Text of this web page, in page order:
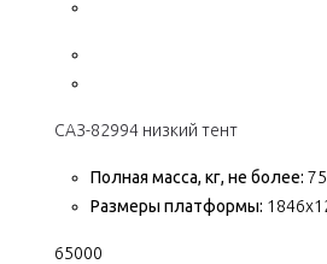
САЗ-82994 низкий тент
Полная масса, кг, не более:
Размеры платформы:
65000